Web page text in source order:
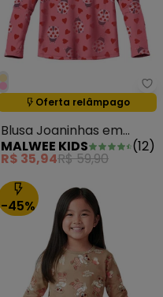
Kids - Blusa Evasê
Oferta relâmpago
Termina em:01:23:59
Blusa Joaninhas em
Cotton Coral
MALWEE KIDS (12)
R$ 35,94R$ 59,90
-45%